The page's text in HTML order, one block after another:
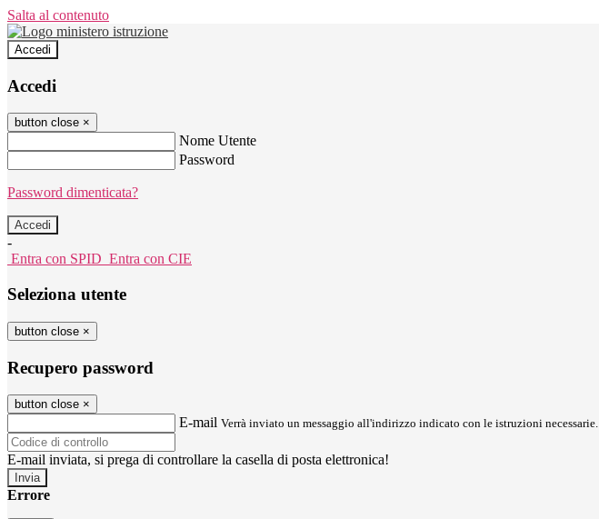
Salta al contenuto
Accedi
Accedi
button close ×
Nome Utente
Password
Password dimenticata?
-
Entra con SPID Entra con CIE
Seleziona utente
button close ×
Recupero password
button close ×
E-mail Verrà inviato un messaggio all'indirizzo indicato con le istruzioni necessarie.
E-mail inviata, si prega di controllare la casella di posta elettronica!
Errore